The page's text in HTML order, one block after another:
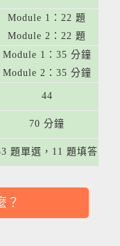
Module 1：22 題
Module 2：22 題
Module 1：35 分鐘
Module 2：35 分鐘
44
70 分鐘
題單選，11 題填答
？